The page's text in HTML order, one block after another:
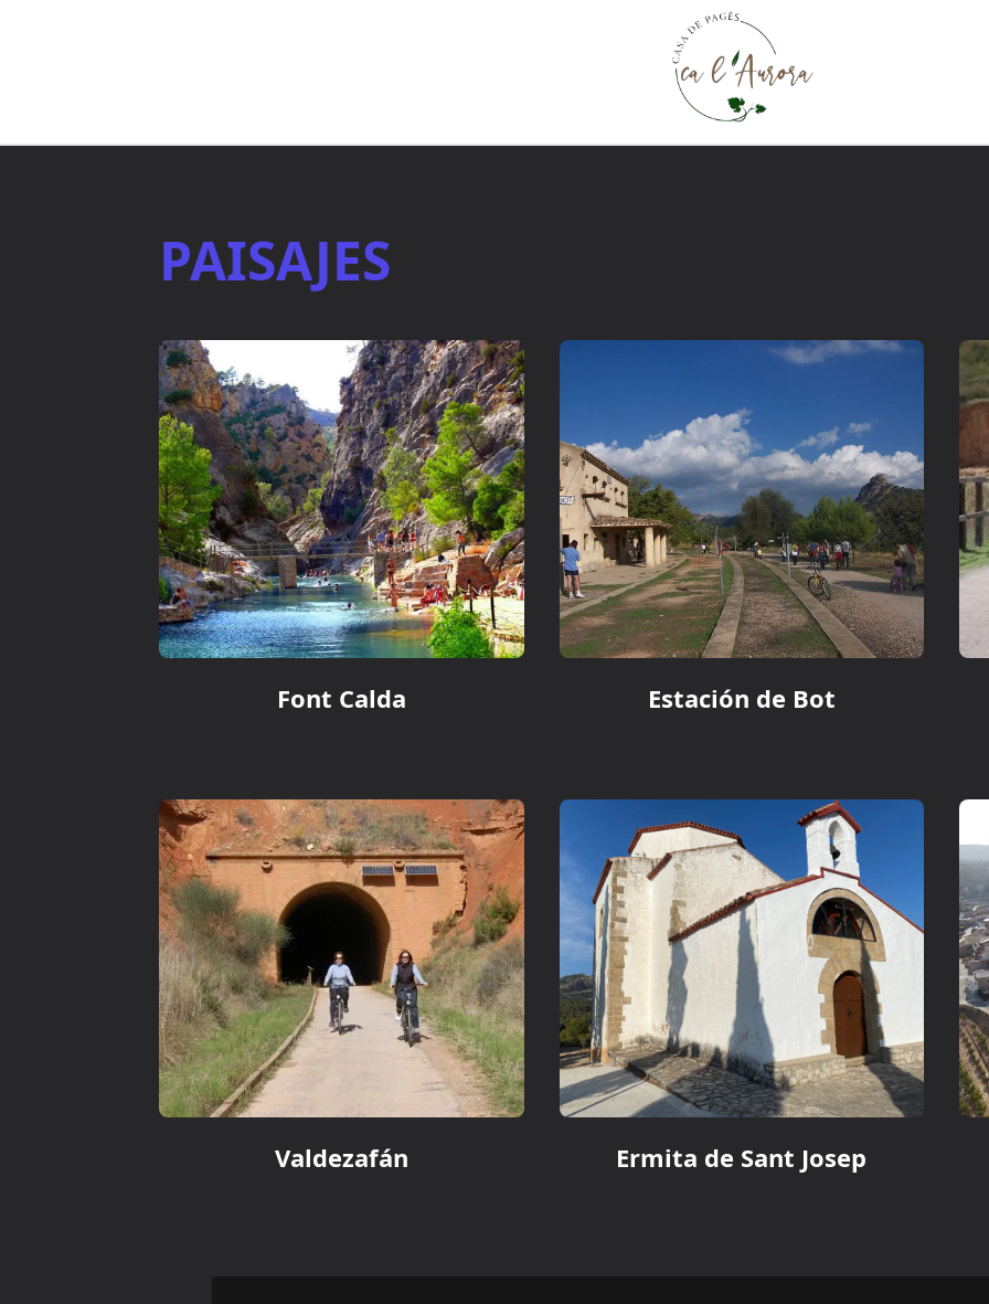
PAISAJES
Font Calda Estación de Bot
Valdezafán Ermita de Sant Josep